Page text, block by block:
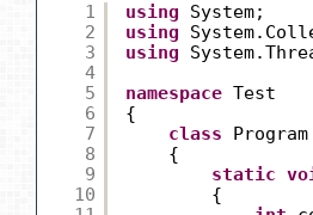
1
2
3
4
5
6
7
8
9
10
using
System;
using
using
namespace Test
{
class
Program
{
static
{